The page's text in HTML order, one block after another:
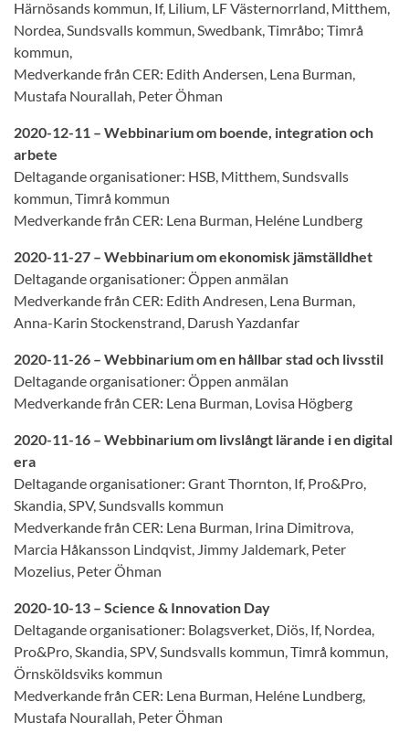
Härnösands kommun, If, Lilium, LF Västernorrland, Mitthem,
Nordea, Sundsvalls kommun, Swedbank, Timråbo; Timrå
kommun,
Medverkande från CER: Edith Andersen, Lena Burman,
Mustafa Nourallah, Peter Öhman
2020-12-11 – Webbinarium om boende, integration och
arbete
Deltagande organisationer: HSB, Mitthem, Sundsvalls
kommun, Timrå kommun
Medverkande från CER: Lena Burman, Heléne Lundberg
2020-11-27 – Webbinarium om ekonomisk jämställdhet
Deltagande organisationer: Öppen anmälan
Medverkande från CER: Edith Andresen, Lena Burman,
Anna-Karin Stockenstrand, Darush Yazdanfar
2020-11-26 – Webbinarium om en hållbar stad och livsstil
Deltagande organisationer: Öppen anmälan
Medverkande från CER: Lena Burman, Lovisa Högberg
2020-11-16 – Webbinarium om livslångt lärande i en digital
era
Deltagande organisationer: Grant Thornton, If, Pro&Pro,
Skandia, SPV, Sundsvalls kommun
Medverkande från CER: Lena Burman, Irina Dimitrova,
Marcia Håkansson Lindqvist, Jimmy Jaldemark, Peter
Mozelius, Peter Öhman
2020-10-13 – Science & Innovation Day
Deltagande organisationer: Bolagsverket, Diös, If, Nordea,
Pro&Pro, Skandia, SPV, Sundsvalls kommun, Timrå kommun,
Örnsköldsviks kommun
Medverkande från CER: Lena Burman, Heléne Lundberg,
Mustafa Nourallah, Peter Öhman